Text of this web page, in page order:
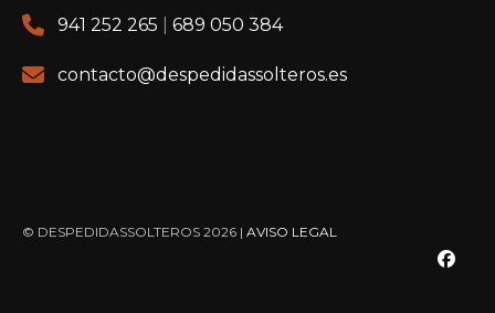
941 252 265 689 050 384
contacto@despedidassolteros.es
© DESPEDIDASSOLTEROS 2026 | AVISO LEGAL